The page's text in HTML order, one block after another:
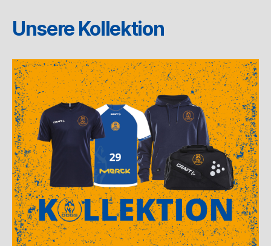
Unsere Kollektion